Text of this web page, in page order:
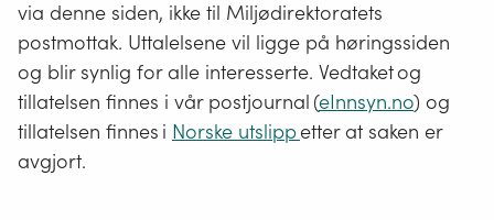
via denne siden, ikke til Miljødirektoratets
postmottak. Uttalelsene vil ligge på høringssiden
og blir synlig for alle interesserte. Vedtaket og
tillatelsen finnes i vår postjournal (eInnsyn.no) og
tillatelsen finnes i Norske utslippetter at saken er
avgjort.